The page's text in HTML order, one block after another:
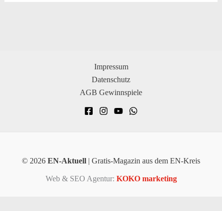
Impressum
Datenschutz
AGB Gewinnspiele
© 2026 EN-Aktuell | Gratis-Magazin aus dem EN-Kreis
Web & SEO Agentur: KOKO marketing